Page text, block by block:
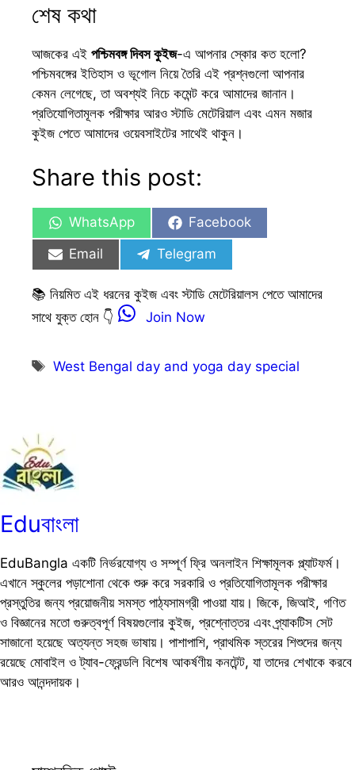
শেষ কথা
​আজকের এই পশ্চিমবঙ্গ দিবস কুইজ-এ আপনার স্কোর কত হলো?
পশ্চিমবঙ্গের ইতিহাস ও ভূগোল নিয়ে তৈরি এই প্রশ্নগুলো আপনার
কেমন লেগেছে, তা অবশ্যই নিচে কমেন্ট করে আমাদের জানান।
প্রতিযোগিতামূলক পরীক্ষার আরও স্টাডি মেটেরিয়াল এবং এমন মজার
কুইজ পেতে আমাদের ওয়েবসাইটের সাথেই থাকুন।
Share this post:
Share
on
WhatsApp
Share
on
Facebook
Share
on
Email
Share
on
Telegram
📚 নিয়মিত এই ধরনের কুইজ এবং স্টাডি মেটেরিয়ালস পেতে আমাদের
সাথে যুক্ত হোন 👇
Join Now
Tags
West Bengal day and yoga day special
Eduবাংলা
EduBangla একটি নির্ভরযোগ্য ও সম্পূর্ণ ফ্রি অনলাইন শিক্ষামূলক প্ল্যাটফর্ম।
এখানে স্কুলের পড়াশোনা থেকে শুরু করে সরকারি ও প্রতিযোগিতামূলক পরীক্ষার
প্রস্তুতির জন্য প্রয়োজনীয় সমস্ত পাঠ্যসামগ্রী পাওয়া যায়। জিকে, জিআই, গণিত
ও বিজ্ঞানের মতো গুরুত্বপূর্ণ বিষয়গুলোর কুইজ, প্রশ্নোত্তর এবং প্র্যাকটিস সেট
সাজানো হয়েছে অত্যন্ত সহজ ভাষায়। পাশাপাশি, প্রাথমিক স্তরের শিশুদের জন্য
রয়েছে মোবাইল ও ট্যাব-ফ্রেন্ডলি বিশেষ আকর্ষণীয় কনটেন্ট, যা তাদের শেখাকে করবে
আরও আনন্দদায়ক।